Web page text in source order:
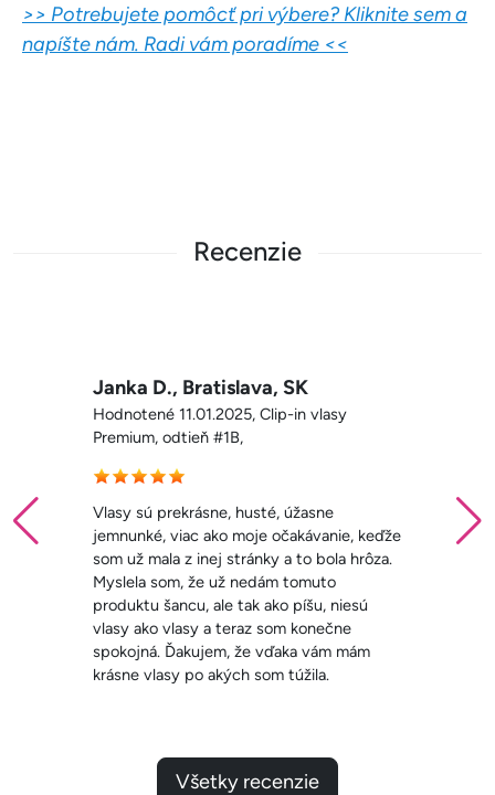
>> Potrebujete pomôcť pri výbere? Kliknite sem a
napíšte nám. Radi vám poradíme <<
Recenzie
Nikola , Nové Zámky, SK
Hodnotené 11.01.2025, Clip-in vlasy
Premium, odtieň #3,
Krásne a kvalitné vlasy, výborné
poradenstvo ohľadne hustoty aj farby.
Odporúčam! Mala som vlasy aj z iného
eshopu a neboli ani z polovice také
kvalitné. SUPER
Všetky recenzie